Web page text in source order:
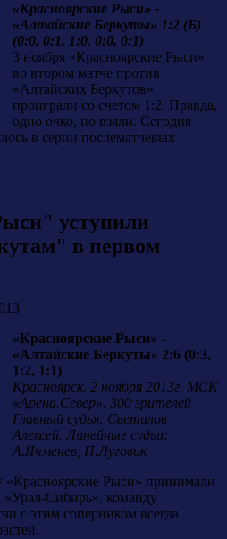
«Красноярские Рыси» -
«Алтайские Беркуты» 1:2 (Б)
(0:0, 0:1, 1:0, 0:0, 0:1)
3 ноября «Красноярские Рыси»
во втором матче против
«Алтайских Беркутов»
проиграли со счетом 1:2. Правда,
одно очко, но взяли. Сегодня
в серии послематчевых
уступили
в первом
«Красноярские Рыси» -
«Алтайские Беркуты» 2:6 (0:3,
1:2, 1:1)
Красноярск. 2 ноября 2013г. МСК
«Арена.Север». 300 зрителей
Главный судья: Светилов
Алексей. Линейные судьи:
А.Ячменев, П.Луговик
«Красноярские Рыси» принимали
«Урал-Сибирь», команду
с этим соперником всегда